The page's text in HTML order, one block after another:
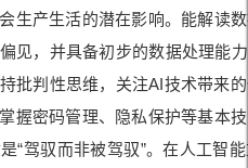
生产生活的潜在影响。能解读
见，并具备初步的数据处理能
批判性思维，关注AI技术带来
握密码管理、隐私保护等基本
“驾驭而非被驾驭”。在人工智